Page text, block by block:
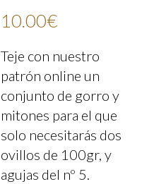
10.00€
Teje con nuestro
patrón online un
conjunto de gorro y
mitones para el que
solo necesitarás dos
ovillos de 100gr, y
agujas del nº 5.